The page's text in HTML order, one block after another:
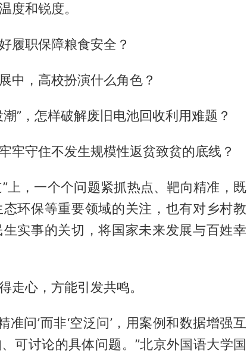
度和锐度。
履职保障粮食安全？
中，高校扮演什么角色？
”，怎样破解废旧电池回收利用难题？
牢守住不发生规模性返贫致贫的底线？
上，一个个问题紧抓热点、靶向精准，既
环保等重要领域的关注，也有对乡村教
实事的关切，将国家未来发展与百姓幸
走心，方能引发共鸣。
准问’而非‘空泛问’，用案例和数据增强互
可讨论的具体问题。”北京外国语大学国